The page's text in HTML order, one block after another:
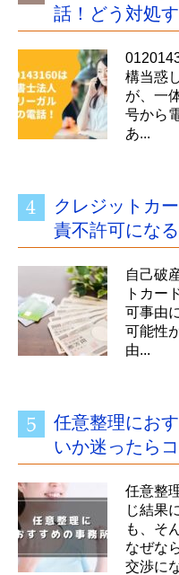
話！どう対処
構当惑
が、一
号から
あ...
クレジットカ
責不許可になる
自己破
トカー
可事由
可能性
由...
任意整理にお
いか迷ったら
任意整
じ結果
も、そ
なぜな
交渉に